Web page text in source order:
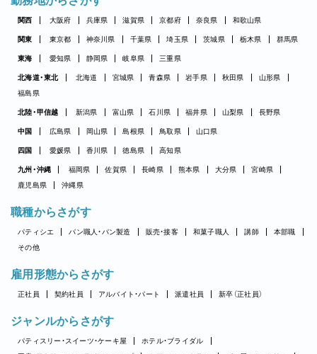
関西 大阪府 兵庫県 滋賀県 京都府 奈良県 和歌山県
関東 東京都 神奈川県 千葉県 埼玉県 茨城県 栃木県 群馬県
東海 愛知県 静岡県 岐阜県 三重県
北海道・東北 北海道 宮城県 青森県 岩手県 秋田県
山形県
福島県
北陸・甲信越 新潟県 富山県 石川県 福井県 山梨県 長野県
中国 広島県 岡山県 島根県 鳥取県 山口県
四国 愛媛県 香川県 徳島県 高知県
九州・沖縄 福岡県 佐賀県 長崎県 熊本県 大分県
宮崎県
鹿児島県
沖縄県
職種からさがす
パティシエ パン職人・パン製造 販売・接客 和菓子職人 講師
本部職
その他
雇用形態からさがす
正社員 契約社員 アルバイト・パート 派遣社員 新卒（正社員）
ジャンルからさがす
パティスリー・スイーツ・ケーキ屋
ホテル・ブライダル